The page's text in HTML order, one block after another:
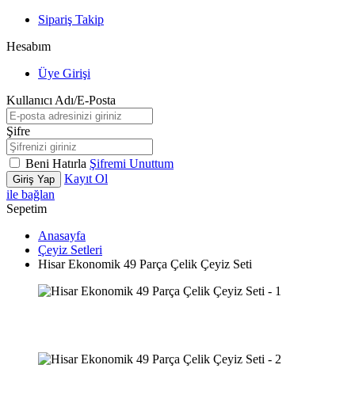
Sipariş Takip
Hesabım
Üye Girişi
Kullanıcı Adı/E-Posta
Şifre
Beni Hatırla Şifremi Unuttum
Giriş Yap
Kayıt Ol
ile bağlan
Sepetim
Anasayfa
Çeyiz Setleri
Hisar Ekonomik 49 Parça Çelik Çeyiz Seti